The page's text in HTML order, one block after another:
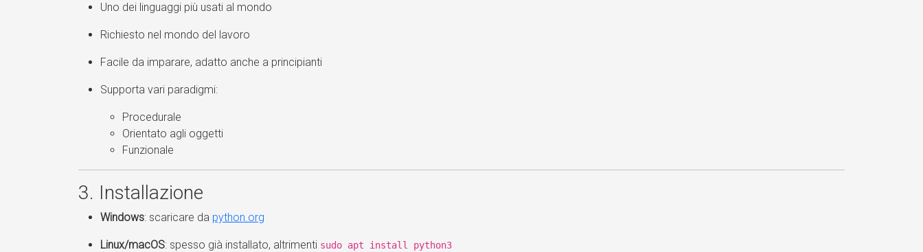
Uno dei linguaggi più usati al mondo
Richiesto nel mondo del lavoro
Facile da imparare, adatto anche a principianti
Supporta vari paradigmi:
Procedurale
Orientato agli oggetti
Funzionale
3. Installazione
Windows: scaricare da python.org
Linux/macOS: spesso già installato, altrimenti sudo apt install python3